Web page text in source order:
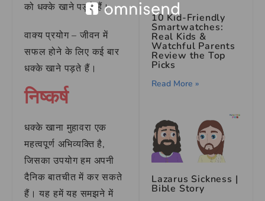
को धक्के खाने पड़ते हैं।
वाक्य प्रयोग – जीवन में
सफल होने के लिए कई बार
धक्के खाने पड़ते हैं।
निष्कर्ष
धक्के खाना मुहावरा एक
महत्वपूर्ण अभिव्यक्ति है,
जिसका उपयोग हम अपनी
दैनिक बातचीत में कर सकते
हैं। यह हमें यह समझने में
10 Kid-Friendly
Smartwatches:
Real Kids &
Watchful Parents
Review the Top
Picks
Read More »
Lazarus Sickness |
Bible Story